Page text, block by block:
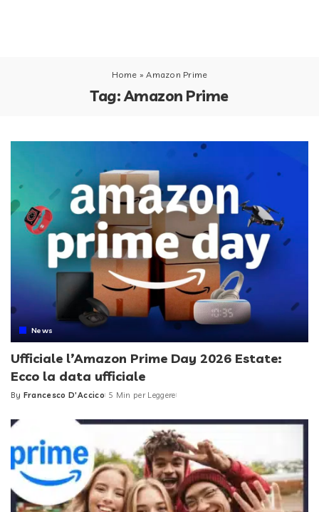
Home »Amazon Prime
Tag:Amazon Prime
News
Ufficiale l’Amazon Prime Day 2026 Estate:
Ecco la data ufficiale
Posted
By Francesco D'Accico 5 Min per Leggere